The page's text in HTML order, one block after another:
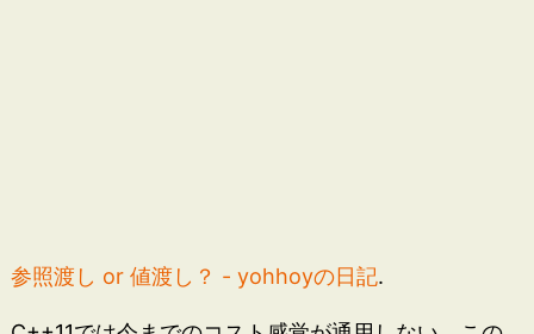
参照渡し or 値渡し？ - yohhoyの日記.